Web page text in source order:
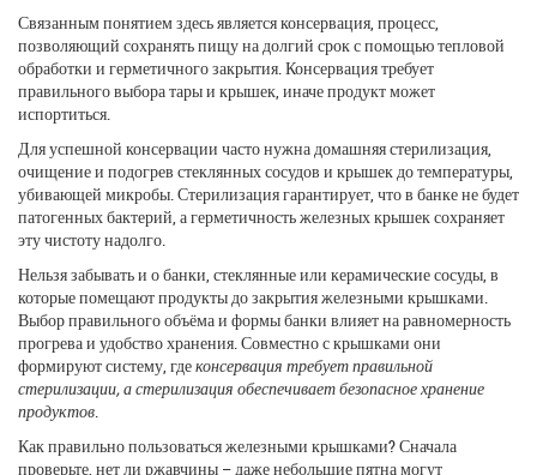
Связанным понятием здесь являетсяконсервация процесс,
позволяющий сохранять пищу на долгий срок с помощью тепловой
обработки и герметичного закрытия . Консервация требует
правильного выбора тары и крышек, иначе продукт может
испортиться.
Для успешной консервации часто нужна домашняя стерилизация
очищение и подогрев стеклянных сосудов и крышек до температуры,
убивающей микробы . Стерилизация гарантирует, что в банке не будет
патогенных бактерий, а герметичность железных крышек сохраняет
эту чистоту надолго.
Нельзя забывать и обанки стеклянные или керамические сосуды, в
которые помещают продукты до закрытия железными крышками
Выбор правильного объёма и формы банки влияет на равномерность
прогрева и удобство хранения. Совместно с крышками они
формируют систему, гдеконсервация требует правильной
стерилизации, а стерилизация обеспечивает безопасное хранение
продуктов
Как правильно пользоваться железными крышками? Сначала
проверьте, нет ли ржавчины – даже небольшие пятна могут